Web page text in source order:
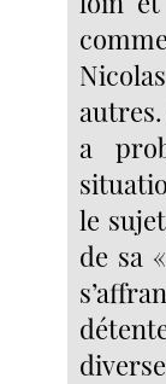
a
le
de sa